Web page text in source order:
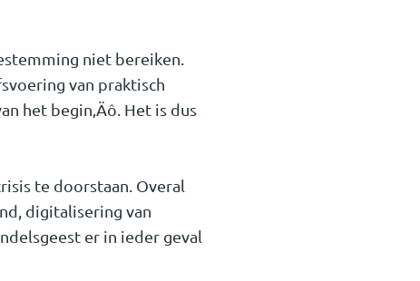
niet bereiken.
van praktisch
het begin‚Äô. Het is dus
te doorstaan. Overal
digitalisering van
er in ieder geval